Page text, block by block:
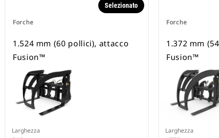
Forche
Selezionato
1.524 mm (60 pollici), attacco
Fusion™
Larghezza
Forche
1.372 mm
Fusion™
Larghezza